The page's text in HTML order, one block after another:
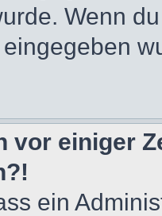
Wenn
vor einiger
ein